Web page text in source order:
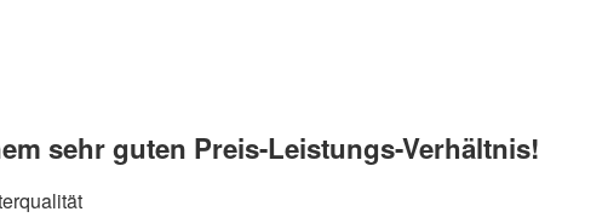
sehr guten Preis-Leistungs-Verhältnis!